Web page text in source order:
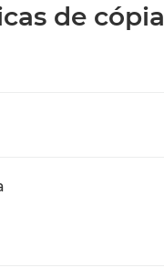
de cópia